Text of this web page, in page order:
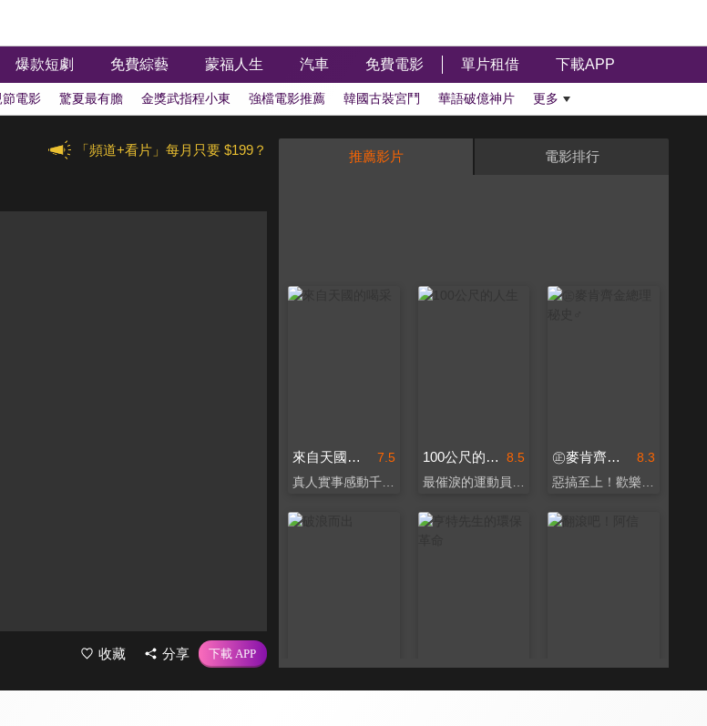
爆款短劇 免費綜藝 蒙福人生 汽車 免費電影 單片租借 下載APP
節電影 驚夏最有膽 金獎武指程小東 強檔電影推薦 韓國古裝宮鬥 華語破億神片 更多
「頻道+看片」每月只要 $199？
收藏 分享
推薦影片 電影排行
7.5
來自天國的喝采
真人實事感動千萬人
8.5
100公尺的人生
最催淚的運動員真實故事
8.3
㊣麥肯齊金總理秘史♂
惡搞至上！歡樂無法擋